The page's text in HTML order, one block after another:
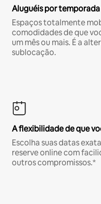
Aluguéis por
Espaços totalmente
comodidades de que
um mês ou mais. É a
sublocação.
A flexibilidade de que
Escolha suas datas
reserve online com
outros compromissos.*